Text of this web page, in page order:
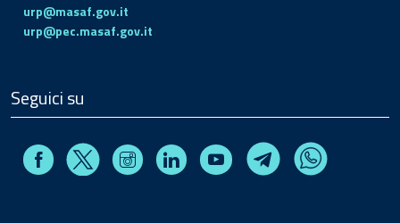
urp@masaf.gov.it
urp@pec.masaf.gov.it
Seguici su
FacebookX InstagramLinkedin Youtube TelegramWhatsapp